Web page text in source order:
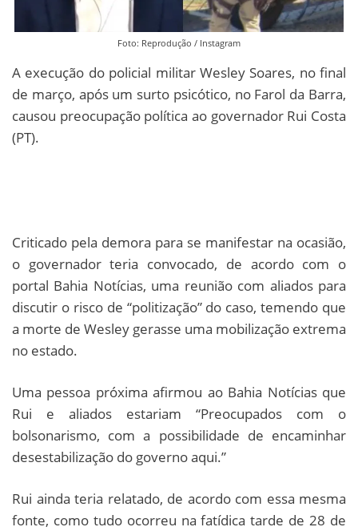
Foto: Reprodução / Instagram
A execução do policial militar Wesley Soares, no final
de março, após um surto psicótico, no Farol da Barra,
causou preocupação política ao governador Rui Costa
(PT).
Criticado pela demora para se manifestar na ocasião,
o governador teria convocado, de acordo com o
portal Bahia Notícias, uma reunião com aliados para
discutir o risco de “politização” do caso, temendo que
a morte de Wesley gerasse uma mobilização extrema
no estado.
Uma pessoa próxima afirmou ao Bahia Notícias que
Rui e aliados estariam “Preocupados com o
bolsonarismo, com a possibilidade de encaminhar
desestabilização do governo aqui.”
Rui ainda teria relatado, de acordo com essa mesma
fonte, como tudo ocorreu na fatídica tarde de 28 de